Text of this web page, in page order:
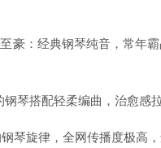
至豪：经典钢琴纯音，常
钢琴搭配轻柔编曲，治愈感
琴旋律，全网传播度极高